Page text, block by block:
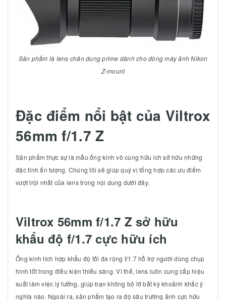
Sản phẩm là lens chân dung prime dành cho dòng máy ảnh Nikon
Z-mount
Đặc điểm nổi bật của Viltrox
56mm f/1.7 Z
Sản phẩm thực sự là mẫu ống kính vô cùng hữu ích sở hữu những
đặc tính ấn tượng. Chúng tôi sẽ giúp quý vị tổng hợp các ưu điểm
vượt trội nhất của lens trong nội dung dưới đây.
Viltrox 56mm f/1.7 Z sở hữu
khẩu độ f/1.7 cực hữu ích
Ống kính tích hợp khẩu độ tối đa rộng f/1.7 hỗ trợ người dùng chụp
hình tốt trong điều kiện thiếu sáng. Vì thế, lens luôn cung cấp hiệu
suất làm việc lý tưởng, giúp bạn không bỏ lỡ bất kỳ khoảnh khắc ý
nghĩa nào. Ngoài ra, sản phẩm tạo ra độ sâu trường ảnh cực hữu